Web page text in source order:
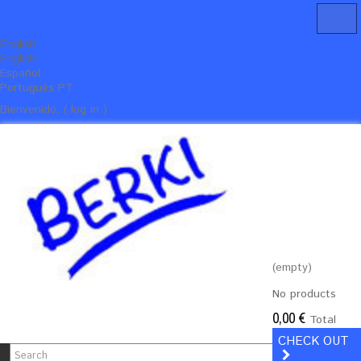
English
English
Español
Português PT
Bienvenido, ( log in )
(empty)
No products
0,00 € Total
CHECK OUT